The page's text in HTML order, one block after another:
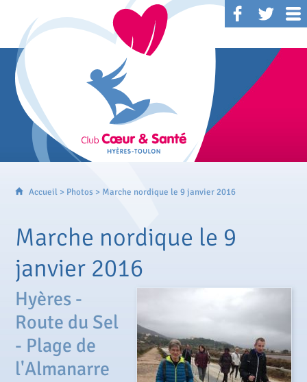
Accueil > Photos > Marche nordique le 9 janvier 2016
Marche nordique le 9
janvier 2016
Hyères -
Route du Sel
- Plage de
l'Almanarre